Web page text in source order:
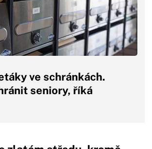
ve schránkách.
seniory, říká